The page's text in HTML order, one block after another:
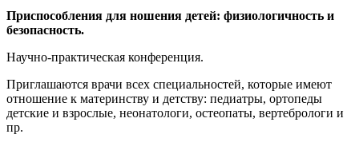
Приспособления для ношения детей: физиологичность и
безопасность.
Научно-практическая конференция.
Приглашаются врачи всех специальностей, которые имеют
отношение к материнству и детству: педиатры, ортопеды
детские и взрослые, неонатологи, остеопаты, вертебрологи и
пр.